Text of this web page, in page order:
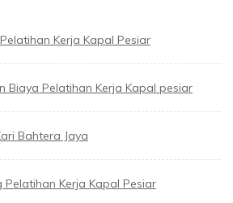
Kerja Kapal Pesiar
Biaya Pelatihan Kerja Kapal pesiar
Bahtera Jaya
Pelatihan Kerja Kapal Pesiar